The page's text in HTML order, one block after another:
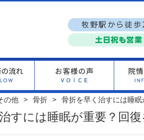
の他 骨折 骨折を早く治すには睡
すには睡眠が重要？回